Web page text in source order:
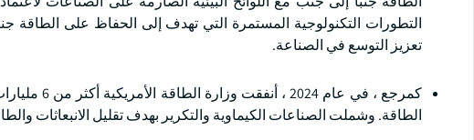
التطورات التكنولوجية المستمرة التي تهدف إلى الحفاظ على
تعزيز التوسع في الصناعة.
كمرجع ، في
الطاقة. وشملت الصناعات الكيماوية والتكرير بهدف تقليل الانبعاثات